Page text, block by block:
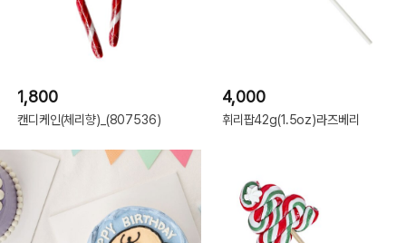
1,800
캔디케인(체리향)_(807536)
4,000
휘리팝42g(1.5oz)라즈베리